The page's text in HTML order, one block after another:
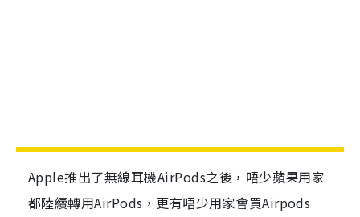
Apple推出了無線耳機AirPods之後，唔少蘋果用家
都陸續轉用AirPods，更有唔少用家會買Airpods